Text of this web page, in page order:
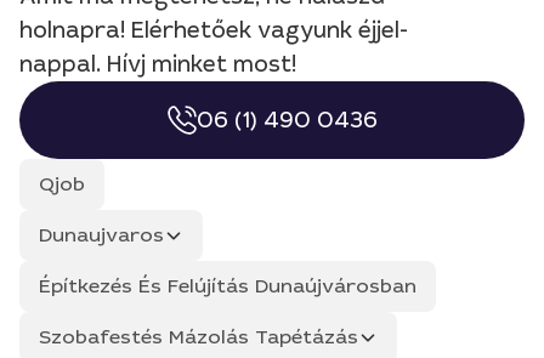
holnapra! Elérhetőek vagyunk éjjel-
nappal. Hívj minket most!
06 (1) 490 0436
Qjob
Dunaujvaros
Építkezés És Felújítás Dunaújvárosban
Szobafestés Mázolás Tapétázás